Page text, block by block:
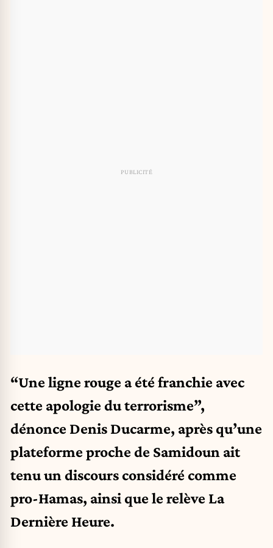
“Une ligne rouge a été franchie avec
cette apologie du terrorisme”,
dénonce Denis Ducarme, après qu’une
plateforme proche de Samidoun ait
tenu un discours considéré comme
pro-Hamas, ainsi que le relève La
Dernière Heure.